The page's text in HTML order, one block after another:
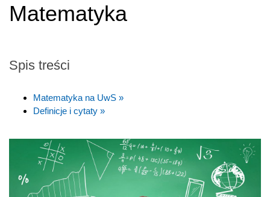
Matematyka
Spis treści
Matematyka na UwS »
Definicje i cytaty »